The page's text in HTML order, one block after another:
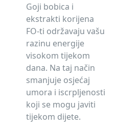
Goji bobica i
ekstrakti korijena
FO-ti održavaju vašu
razinu energije
visokom tijekom
dana. Na taj način
smanjuje osjećaj
umora i iscrpljenosti
koji se mogu javiti
tijekom dijete.